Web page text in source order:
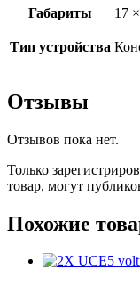
Габариты
17
Тип устройства
Отзывы
Отзывов пока нет.
Только
товар, могут
Похожие